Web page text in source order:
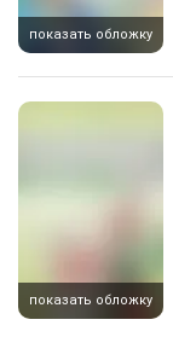
показать обложку
показать обложку